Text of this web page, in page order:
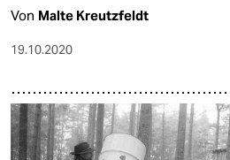
Von Malte Kreutzfeldt
19.10.2020